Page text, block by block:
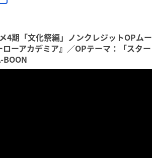
4期「文化祭編」ノンクレジットOPムー
ローアカデミア』／OPテーマ：「スター
BOON